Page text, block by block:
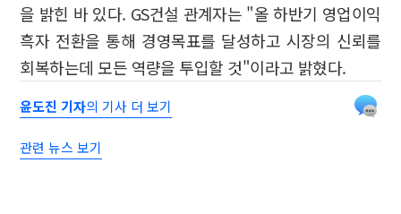
을 밝힌 바 있다. GS건설 관계자는 "올 하반기 영업이익
흑자 전환을 통해 경영목표를 달성하고 시장의 신뢰를
회복하는데 모든 역량을 투입할 것"이라고 밝혔다.
윤도진 기자의 기사 더 보기
관련 뉴스 보기